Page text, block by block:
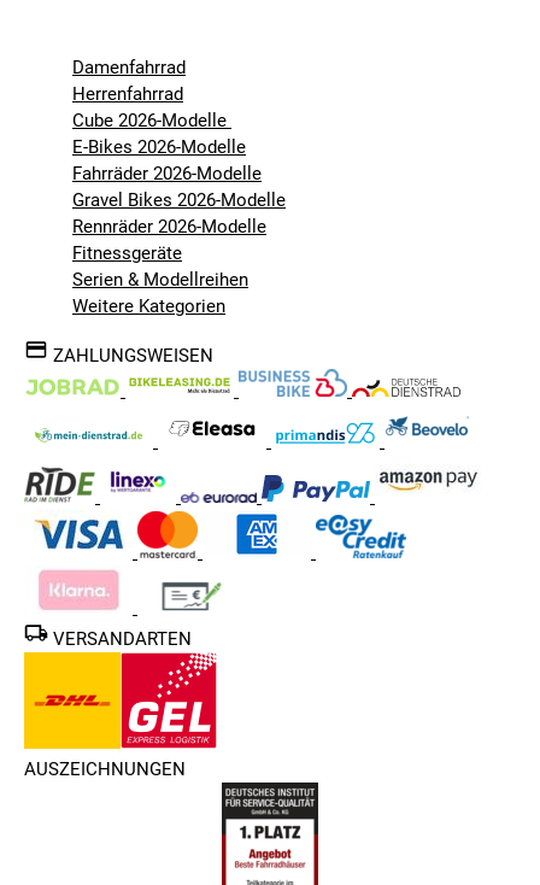
Damenfahrrad
Herrenfahrrad
Cube 2026-Modelle
E-Bikes 2026-Modelle
Fahrräder 2026-Modelle
Gravel Bikes 2026-Modelle
Rennräder 2026-Modelle
Fitnessgeräte
Serien & Modellreihen
Weitere Kategorien
ZAHLUNGSWEISEN
VERSANDARTEN
AUSZEICHNUNGEN